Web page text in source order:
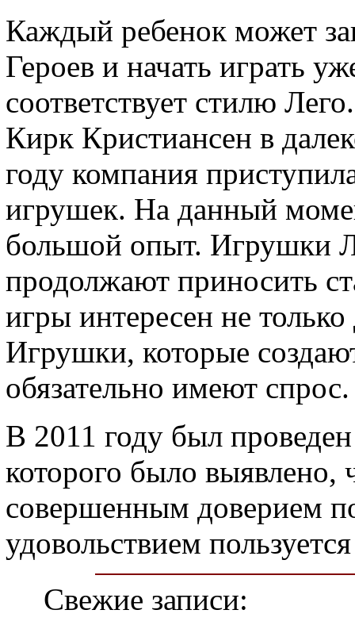
Каждый ребенок может
Героев и начать играть
соответствует стилю
Кирк Кристиансен в
году компания
игрушек. На данный
большой опыт. Игрушки
продолжают приносить
игры интересен не
Игрушки, которые
обязательно имеют спрос.
В 2011 году был
которого было выявлено,
совершенным доверием
удовольствием
Свежие записи: